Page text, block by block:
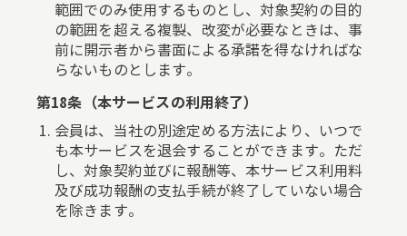
範囲でのみ使用するものとし、対象契約の目的
の範囲を超える複製、改変が必要なときは、事
前に開示者から書面による承諾を得なければな
らないものとします。
第18条（本サービスの利用終了）
会員は、当社の別途定める方法により、いつで
も本サービスを退会することができます。ただ
し、対象契約並びに報酬等、本サービス利用料
及び成功報酬の支払手続が終了していない場合
を除きます。